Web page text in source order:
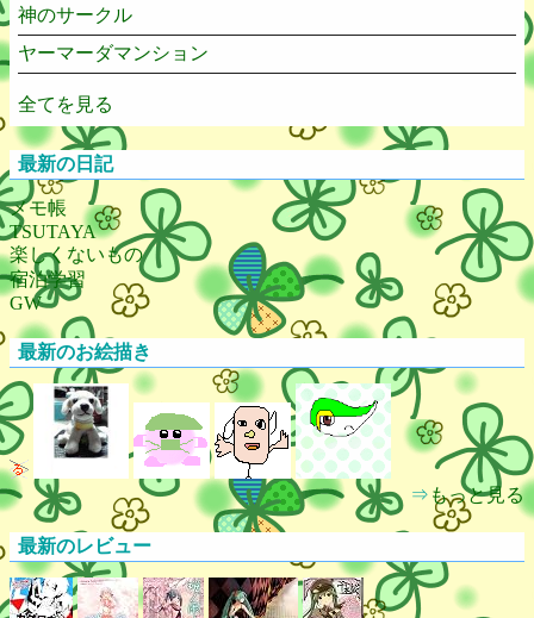
神のサークル
ヤーマーダマンション
全てを見る
最新の日記
メモ帳
TSUTAYA
楽しくないもの
宿泊学習
GW
最新のお絵描き
⇒ もっと見る
最新のレビュー